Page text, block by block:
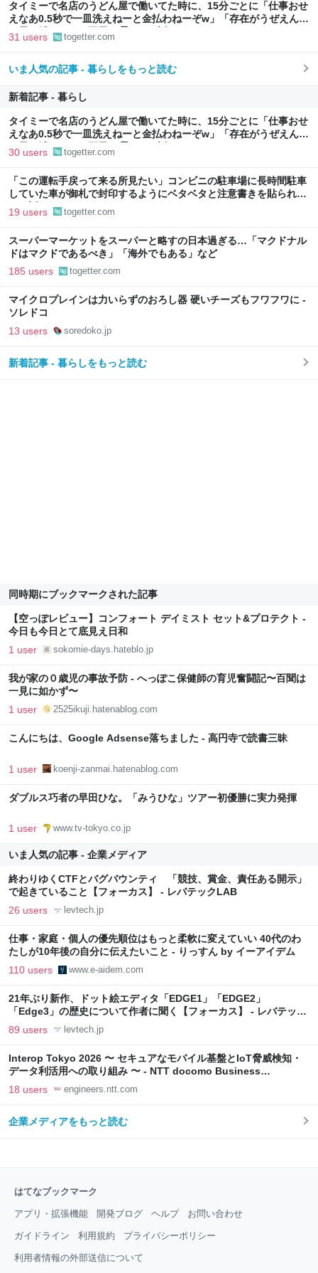
タイミーで名店のうどん屋で働いてた時に、15分ごとに「仕事おせ
えなあ0.5秒で一皿洗えねーと金払わねーぞw」「存在がうぜえんだ
よ早く消えろ」と耳元で囁かれた話
31 users togetter.com
いま人気の記事 - 暮らしをもっと読む
新着記事 - 暮らし
タイミーで名店のうどん屋で働いてた時に、15分ごとに「仕事おせ
えなあ0.5秒で一皿洗えねーと金払わねーぞw」「存在がうぜえんだ
よ早く消えろ」と耳元で囁かれた話
30 users togetter.com
「この運転手戻って来る所見たい」コンビニの駐車場に長時間駐車
していた車が御札で封印するようにベタベタと注意書きを貼られて
いた話
19 users togetter.com
スーパーマーケットをスーパーと略すの日本過ぎる…「マクドナル
ドはマクドであるべき」「海外でもある」など
185 users togetter.com
マイクロプレインは力いらずのおろし器 硬いチーズもフワフワに -
ソレドコ
13 users soredoko.jp
新着記事 - 暮らしをもっと読む
同時期にブックマークされた記事
【空っぽレビュー】コンフォート デイミスト セット&プロテクト -
今日も今日とて底見え日和
1 user sokomie-days.hateblo.jp
我が家の０歳児の事故予防 - へっぽこ保健師の育児奮闘記〜百聞は
一見に如かず〜
1 user 2525ikuji.hatenablog.com
こんにちは、Google Adsense落ちました - 高円寺で読書三昧
1 user koenji-zanmai.hatenablog.com
ダブルス巧者の早田ひな。「みうひな」ツアー初優勝に実力発揮
1 user www.tv-tokyo.co.jp
いま人気の記事 - 企業メディア
終わりゆくCTFとバグバウンティ 「競技、賞金、責任ある開示」
で起きていること【フォーカス】 - レバテックLAB
26 users levtech.jp
仕事・家庭・個人の優先順位はもっと柔軟に変えていい 40代のわ
たしが10年後の自分に伝えたいこと - りっすん by イーアイデム
110 users www.e-aidem.com
21年ぶり新作、ドット絵エディタ「EDGE1」「EDGE2」
「Edge3」の歴史について作者に聞く【フォーカス】 - レバテック
LAB
89 users levtech.jp
Interop Tokyo 2026 〜 セキュアなモバイル基盤とIoT脅威検知・
データ利活用への取り組み 〜 - NTT docomo Business
Engineers' Blog
18 users engineers.ntt.com
企業メディアをもっと読む
はてなブックマーク
アプリ・拡張機能 開発ブログ ヘルプ お問い合わせ
ガイドライン 利用規約 プライバシーポリシー
利用者情報の外部送信について